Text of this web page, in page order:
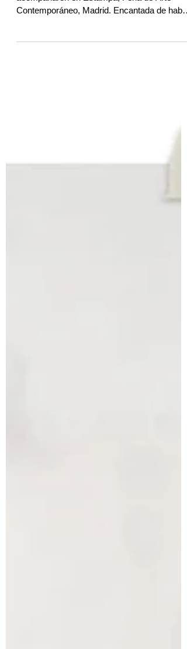
Muchas gracias a todos los que nos
acompañaron en Estampa, Feria de Arte
participado con...